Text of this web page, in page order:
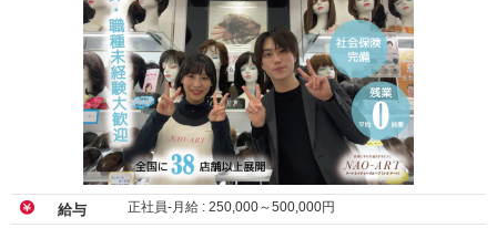
給与 正社員-月給 : 250,000～500,000円